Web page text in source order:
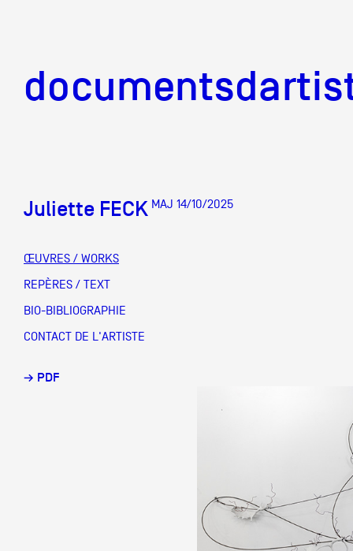
Équipe
Partenaires
Juliette FECK MAJ 14/10/2025
ŒUVRES / WORKS
REPÈRES / TEXT
BIO-BIBLIOGRAPHIE
CONTACT DE L'ARTISTE
→ PDF